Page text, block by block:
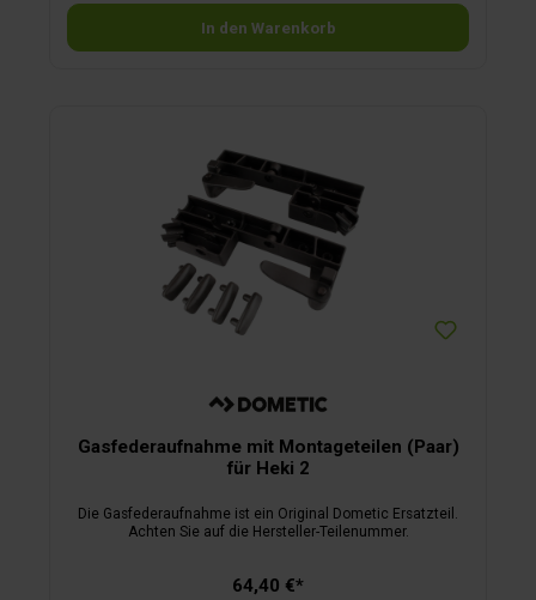
In den Warenkorb
Gasfederaufnahme mit Montageteilen (Paar)
für Heki 2
Die Gasfederaufnahme ist ein Original Dometic Ersatzteil.
Achten Sie auf die Hersteller-Teilenummer.
64,40 €*